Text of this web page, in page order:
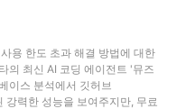
용 한도 초과 해결 방법에 대한
의 최신 AI 코딩 에이전트 '뮤즈
이스 분석에서 깃허브
강력한 성능을 보여주지만, 무료